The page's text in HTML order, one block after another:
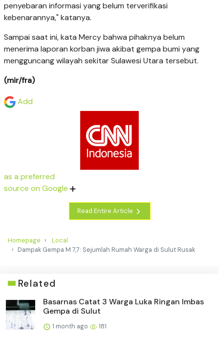
penyebaran informasi yang belum terverifikasi
kebenarannya," katanya.
Sampai saat ini, kata Mercy bahwa pihaknya belum
menerima laporan korban jiwa akibat gempa bumi yang
mengguncang wilayah sekitar Sulawesi Utara tersebut.
(mir/fra)
Add
as a preferred
source on Google
Read Entire Article
Homepage
Local
Dampak Gempa M 7,7: Sejumlah Rumah Warga di Sulut Rusak
Related
Basarnas Catat 3 Warga Luka Ringan Imbas
Gempa di Sulut
1 month ago 181